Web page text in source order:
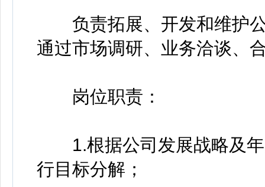
负责拓展、开发和维护公
通过市场调研、业务洽谈、
岗位职责：
1.根据公司发展战略及年
行目标分解；